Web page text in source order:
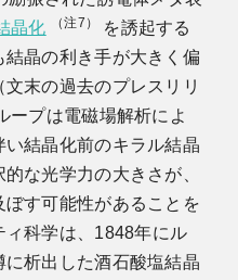
晶化 （注7）
を誘起する
晶の利き手が大きく偏
末の過去のプレスリリ
ープは電磁場解析によ
結晶化前のキラル結晶
な光学力の大きさが、
す可能性があることを
ィ科学は、1848年にル
析出した酒石酸塩結晶